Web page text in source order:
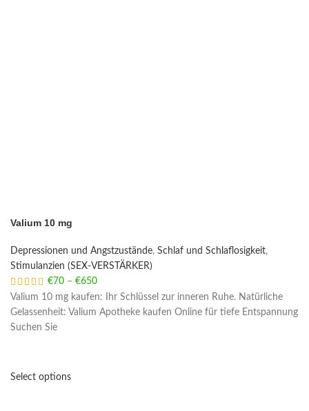
Valium 10 mg
Depressionen und Angstzustände, Schlaf und Schlaflosigkeit,
Stimulanzien (SEX-VERSTÄRKER)
€70 – €650
Valium 10 mg kaufen: Ihr Schlüssel zur inneren Ruhe. Natürliche
Gelassenheit: Valium Apotheke kaufen Online für tiefe Entspannung
Suchen Sie
Select options